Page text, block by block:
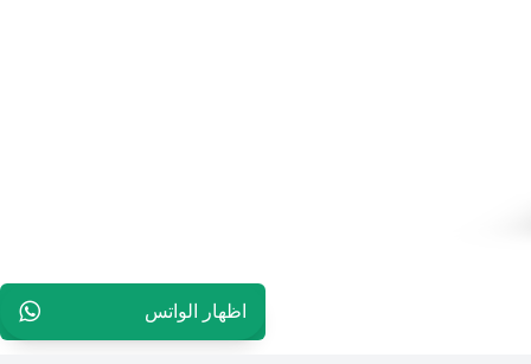
اظهار الواتس96565594848